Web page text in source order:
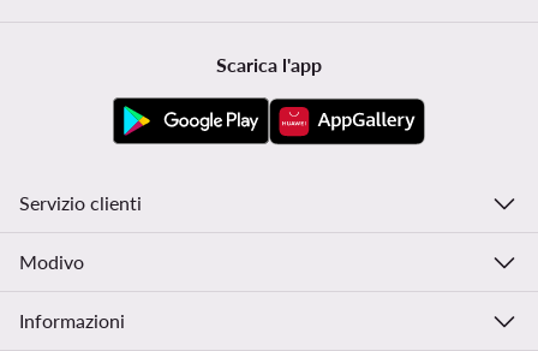
Scarica l'app
Servizio clienti
Modivo
Informazioni